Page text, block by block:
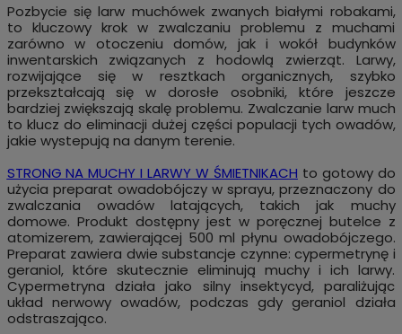
Pozbycie się larw muchówek zwanych białymi robakami,
to kluczowy krok w zwalczaniu problemu z muchami
zarówno w otoczeniu domów, jak i wokół budynków
inwentarskich związanych z hodowlą zwierząt. Larwy,
rozwijające się w resztkach organicznych, szybko
przekształcają się w dorosłe osobniki, które jeszcze
bardziej zwiększają skalę problemu. Zwalczanie larw much
to klucz do eliminacji dużej części populacji tych owadów,
jakie wystepują na danym terenie.
STRONG NA MUCHY I LARWY W ŚMIETNIKACH to gotowy do
użycia preparat owadobójczy w sprayu, przeznaczony do
zwalczania owadów latających, takich jak muchy
domowe. Produkt dostępny jest w poręcznej butelce z
atomizerem, zawierającej 500 ml płynu owadobójczego.
Preparat zawiera dwie substancje czynne: cypermetrynę i
geraniol, które skutecznie eliminują muchy i ich larwy.
Cypermetryna działa jako silny insektycyd, paraliżując
układ nerwowy owadów, podczas gdy geraniol działa
odstraszająco.